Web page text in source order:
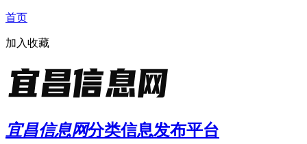
首页
加入收藏
宜昌信息网分类信息发布平台